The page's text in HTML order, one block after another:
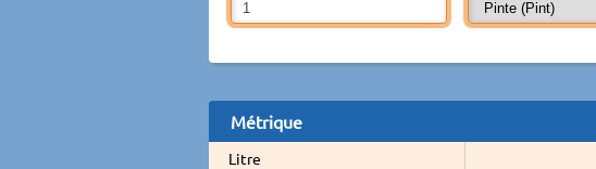
Métrique
Litre